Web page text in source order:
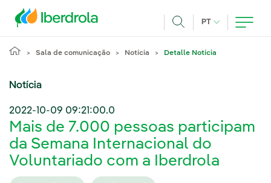
PT IDIOMA ATUAL,
Sala de comunicação Notícia Detalle Notícia
Notícia
2022-10-09 09:21:00.0
Mais de 7.000 pessoas participam
da Semana Internacional do
Voluntariado com a Iberdrola